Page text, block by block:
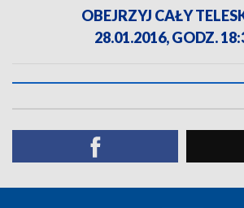
OBEJRZYJ CAŁY
28.01.2016, GODZ.